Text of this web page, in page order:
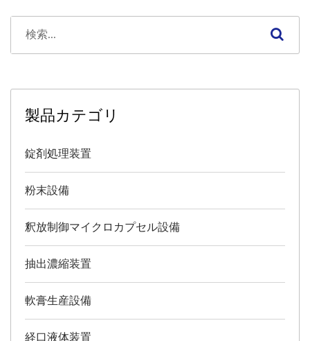
製品カテゴリ
錠剤処理装置
粉末設備
釈放制御マイクロカプセル設備
抽出濃縮装置
軟膏生産設備
経口液体装置